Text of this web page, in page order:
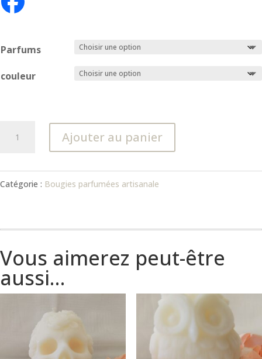
Parfums
couleur
Fleur
Élégance
florale
ambiance
parfumée
Ajouter au panier
Catégorie : Bougies parfumées artisanale
Vous aimerez peut-être
aussi…